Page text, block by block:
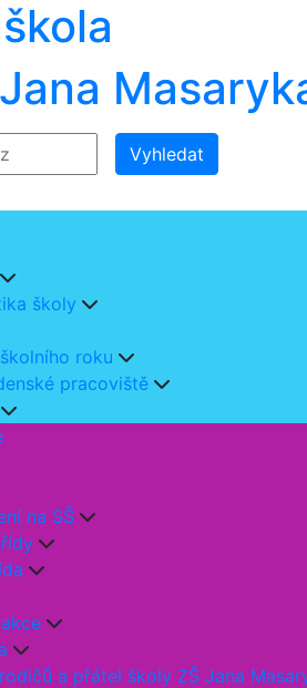
Vyhledat
školy
roku
pracoviště
na SŠ
a přátel školy ZŠ Jana